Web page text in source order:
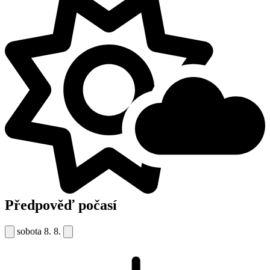
Předpověď počasí
sobota 8. 8.